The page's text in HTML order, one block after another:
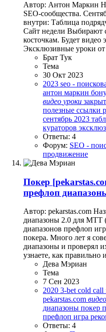
Автор: Антон Маркин
SEO-сообщества.
внутри: Таблица
Сайт недели Выбирают
косточкам. Будет видео
Эксклюзивные уроки
Брат Тук
Тема
30 Окт 2023
2023 seo -
антон маркин
видео уроки
полезные ссылки
сентябрь 2023
кураторов
Ответы: 4
Форум: SEO -
продвижение
Покер
префлоп
Автор: pekarstas.com
диапазоны 2.0 для МТТ
диапазонов префлоп
покера. Много лет я
диапазоны и проверял
узнаете, как правильно
Дева Мэриан
Тема
7 Сен 2023
2020 3-betcold call
pekarstas.com видео
диапазоны покер
префлоп игра
Ответы: 4